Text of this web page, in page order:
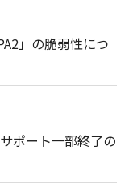
」の脆弱性につ
ポート一部終了の